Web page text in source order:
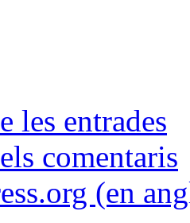
les entrades
comentaris
(en